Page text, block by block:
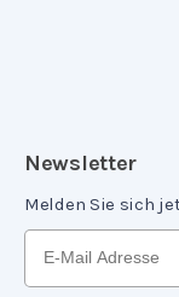
Newsletter
Melden Sie sich